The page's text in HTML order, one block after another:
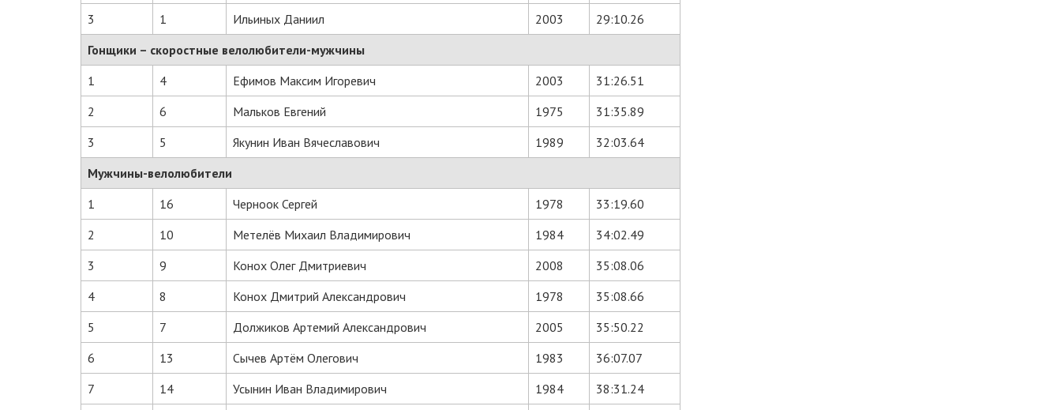
3
1 Ильиных Даниил 2003
29:10.26
Гонщики – скоростные велолюбители-мужчины
1
4 Ефимов Максим Игоревич 2003
31:26.51
2
6 Мальков Евгений 1975
31:35.89
3
5 Якунин Иван Вячеславович 1989
32:03.64
Мужчины-велолюбители
1
16 Черноок Сергей 1978
33:19.60
2
10 Метелёв Михаил Владимирович 1984
34:02.49
3
9 Конох Олег Дмитриевич 2008
35:08.06
4
8 Конох Дмитрий Александрович 1978
35:08.66
5
7 Должиков Артемий Александрович 2005
35:50.22
6
13 Сычев Артём Олегович 1983
36:07.07
7
14 Усынин Иван Владимирович 1984
38:31.24